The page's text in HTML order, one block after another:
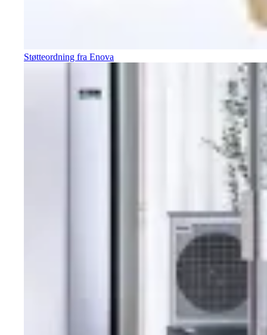
Støtteordning fra Enova